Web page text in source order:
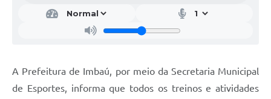
A Prefeitura de Imbaú, por meio da Secretaria Municipal
de Esportes, informa que todos os treinos e atividades